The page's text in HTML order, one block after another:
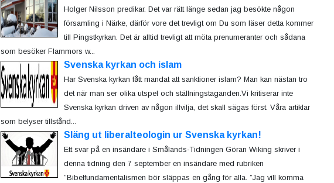
Holger Nilsson predikar. Det var rätt länge sedan jag besökte någon
församling i Närke, därför vore det trevligt om Du som läser detta kommer
till Pingstkyrkan. Det är alltid trevligt att möta prenumeranter och sådana
som besöker Flammors w...
Svenska kyrkan och islam
Har Svenska kyrkan fått mandat att sanktioner islam? Man kan nästan tro
det när man ser olika utspel och ställningstaganden.Vi kritiserar inte
Svenska kyrkan driven av någon illvilja, det skall sägas först. Våra artiklar
som belyser tillstånd...
Släng ut liberalteologin ur Svenska kyrkan!
Ett svar på en insändare i Smålands-Tidningen Göran Wiking skriver i
denna tidning den 7 september en insändare med rubriken
”Bibelfundamentalismen bör släppas en gång för alla. ”Jag vill komma